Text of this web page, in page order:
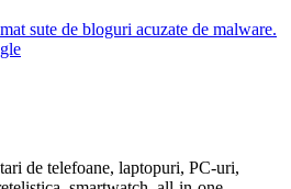
sute de bloguri acuzate de malware.
de telefoane, laptopuri, PC-uri,